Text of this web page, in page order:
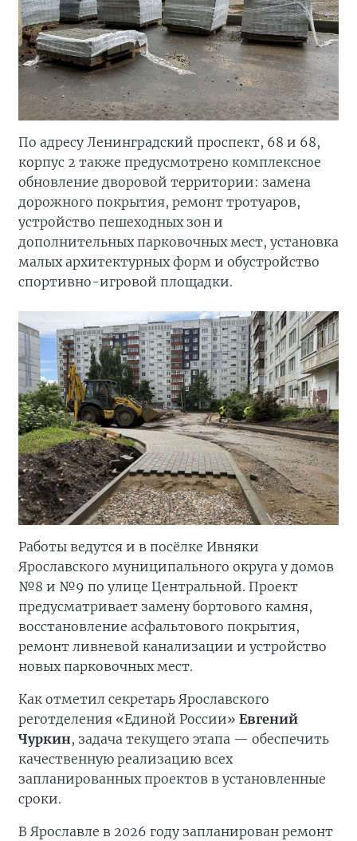
По адресу Ленинградский проспект, 68 и 68,
корпус 2 также предусмотрено комплексное
обновление дворовой территории: замена
дорожного покрытия, ремонт тротуаров,
устройство пешеходных зон и
дополнительных парковочных мест, установка
малых архитектурных форм и обустройство
спортивно-игровой площадки.
Работы ведутся и в посёлке Ивняки
Ярославского муниципального округа у домов
№8 и №9 по улице Центральной. Проект
предусматривает замену бортового камня,
восстановление асфальтового покрытия,
ремонт ливневой канализации и устройство
новых парковочных мест.
Как отметил секретарь Ярославского
реготделения «Единой России» Евгений
Чуркин, задача текущего этапа — обеспечить
качественную реализацию всех
запланированных проектов в установленные
сроки.
В Ярославле в 2026 году запланирован ремонт